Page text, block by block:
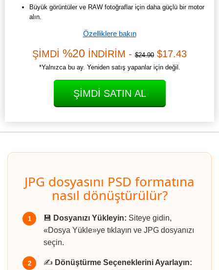
Büyük görüntüler ve RAW fotoğraflar için daha güçlü bir motor
alın.
Özelliklere bakın
ŞİMDİ %20 İNDİRİM - $24.90 $17.43
*Yalnızca bu ay. Yeniden satış yapanlar için değil.
ŞIMDI SATIN AL
JPG dosyasını PSD formatına
nasıl dönüştürülür?
1 💾 Dosyanızı Yükleyin: Siteye gidin,
«Dosya Yükle»ye tıklayın ve JPG dosyanızı
seçin.
2 ✍️ Dönüştürme Seçeneklerini Ayarlayın: